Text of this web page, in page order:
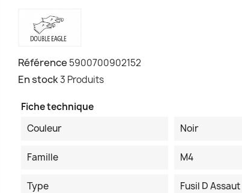
Référence 5900700902152
En stock3 Produits
Fiche technique
Couleur
Noir
Famille M4
Type Fusil D Assaut